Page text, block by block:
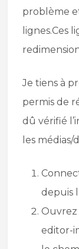
problème
lignes.Ces
Je tiens à
permis de
dû vérifié
les
depuis
Ouvrez
editor-